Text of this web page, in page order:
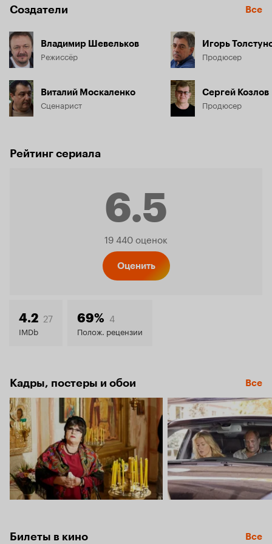
Создатели Все
Владимир Шевельков
Режиссёр
Виталий Москаленко
Сценарист
Игорь
Продюсер
Сергей Козлов
Продюсер
Рейтинг сериала
6.5
Рейтинг
6.5
19 440 оценок
Оценить
4.2 27
IMDb
69% 4
Полож. рецензии
Кадры, постеры и обои Все
Билеты в кино Все